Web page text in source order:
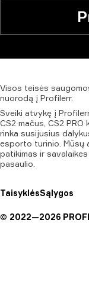
Visos teisės
nuorodą į Profilerr.
Sveiki atvykę į
CS2 mačus, CS2
rinka susijusius
esporto turinio. Mūsų
patikimas ir
pasaulio.
TaisyklėsSąlygos
© 2022—2026